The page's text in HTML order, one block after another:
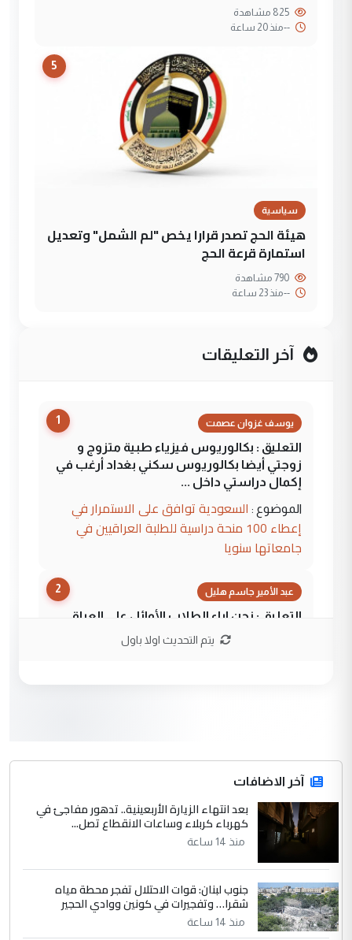
--منذ 20 ساعة
5
سياسية
هيئة الحج تصدر قرارا يخص "لم الشمل" وتعديل
استمارة قرعة الحج
--منذ 23 ساعة
آخر التعليقات
1 يوسف غزوان عصمت
التعليق : بكالوريوس فيزياء طبية متزوج و
زوجتي أيضا بكالوريوس سكني بغداد أرغب في
إكمال دراستي داخل ...
الموضوع : السعودية توافق على الاستمرار في
إعطاء 100 منحة دراسية للطلبة العراقيين في
جامعاتها سنويا
2 عبد الأمير جاسم هليل
التعليق : نحن اباء الطلاب الأوائل على العراق
نتشرف بلقاء السيد احمد الصافي في العتبات
التعليق : قرار مستعجل جدا ولامصلحة فيه
للوزاره ولا للمواطن القرار الصائب يكون بعد
الاستماع للمدير ومغرفة ...
الموضوع :
وزير الصحة يعفي مدير مستشفى الكرخ
العام في بغداد
4 سردار
التعليق : واحد من عصابة علي ماما يسقط
جنسية الرافد الثالث للعراق ومن اصول عريقة
يتم التحديث اولا باول
آخر الاضافات
بعد انتهاء الزيارة الأربعينية.. تدهور مفاجئ في
كهرباء كربلاء وساعات الانقطاع تصل...
منذ 14 ساعة
جنوب لبنان: قوات الاحتلال تفجر محطة مياه
شقرا… وتفجيرات في كونين ووادي الحجير
منذ 14 ساعة